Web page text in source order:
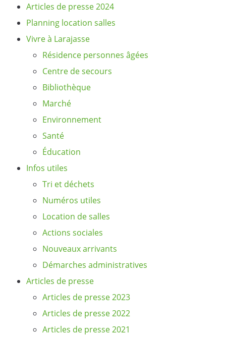
Articles de presse 2024
Planning location salles
Vivre à Larajasse
Résidence personnes âgées
Centre de secours
Bibliothèque
Marché
Environnement
Santé
Éducation
Infos utiles
Tri et déchets
Numéros utiles
Location de salles
Actions sociales
Nouveaux arrivants
Démarches administratives
Articles de presse
Articles de presse 2023
Articles de presse 2022
Articles de presse 2021